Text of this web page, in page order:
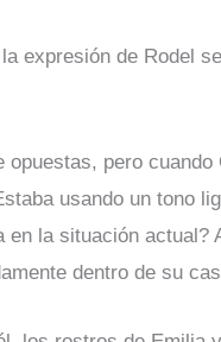
expresión de Rodel
pero
usando un tono
la situación
dentro de su